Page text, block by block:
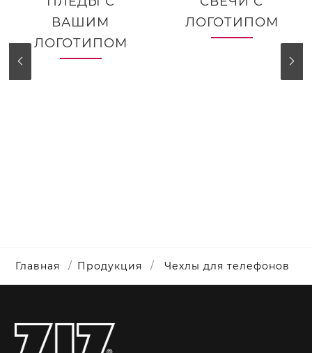
ВАШИМ
ЛОГОТИПОМ
ЛОГОТИПОМ
Главная Продукция Чехлы для телефонов